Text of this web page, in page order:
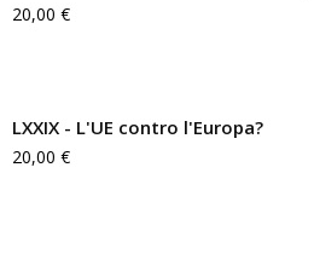
20,00 €
LXXIX - L'UE contro l'Europa?
20,00 €